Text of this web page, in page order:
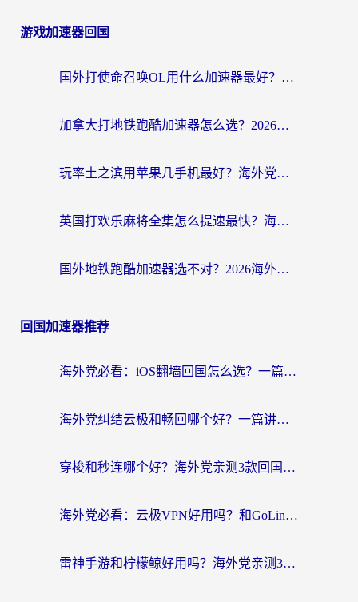
游戏加速器回国
国外打使命召唤OL用什么加速器最好？海外玩家国服畅玩全攻略（附小众游戏加速技巧）
加拿大打地铁跑酷加速器怎么选？2026海外玩家实测指南（附王国纪元保卫萝卜3加速技巧）
玩率土之滨用苹果几手机最好？海外党必看的国服游戏加速+设备选择指南
英国打欢乐麻将全集怎么提速最快？海外党亲测有效的国服游戏加速指南
国外地铁跑酷加速器选不对？2026海外玩家必看的国服游戏加速全攻略
回国加速器推荐
海外党必看：iOS翻墙回国怎么选？一篇搞定无缝访问国内资源
海外党纠结云极和畅回哪个好？一篇讲透回国加速器怎么选（附避坑指南）
穿梭和秒连哪个好？海外党亲测3款回国加速器，教你在国外正常浏览国内网站
海外党必看：云极VPN好用吗？和GoLinkVPN对比哪个回国效果更好？附真实体验指南
雷神手游和柠檬鲸好用吗？海外党亲测3款回国加速器，教你避开破解VPN坑